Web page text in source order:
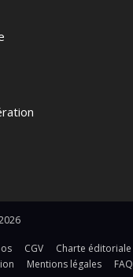
CGV
Charte éditoriale
Mentions légales FAQ